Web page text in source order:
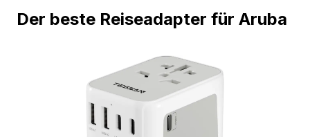
Der beste Reiseadapter für Aruba